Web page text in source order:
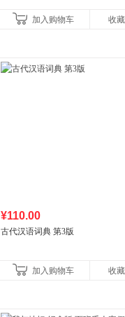
加入购物车 收藏
¥110.00
古代汉语词典 第3版
加入购物车 收藏